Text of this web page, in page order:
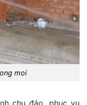
moi
chu đáo, phục vụ